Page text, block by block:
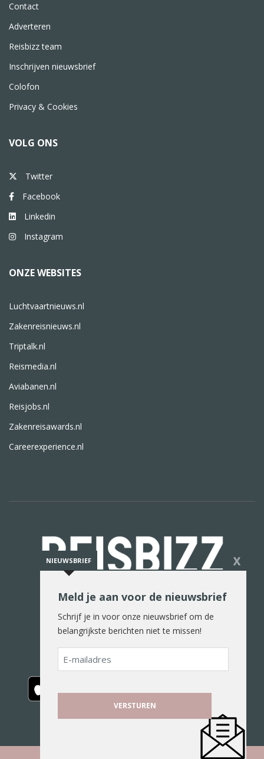
Contact
Adverteren
Reisbizz team
Inschrijven nieuwsbrief
Colofon
Privacy & Cookies
VOLG ONS
Twitter
Facebook
Linkedin
Instagram
ONZE WEBSITES
Luchtvaartnieuws.nl
Zakenreisnieuws.nl
Triptalk.nl
Reismedia.nl
Aviabanen.nl
Reisjobs.nl
Zakenreisawards.nl
Careerexperience.nl
De reiswereld in woord en beeld
NIEUWSBRIEF X
Meld je aan voor de nieuwsbrief
Schrijf je in voor onze nieuwsbrief om de
belangrijkste berichten niet te missen!
E-
mailadres